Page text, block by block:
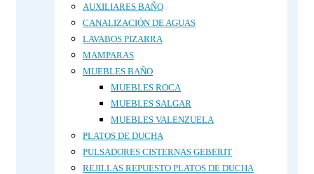
AUXILIARES BAÑO
CANALIZACIÓN DE AGUAS
LAVABOS PIZARRA
MAMPARAS
MUEBLES BAÑO
MUEBLES ROCA
MUEBLES SALGAR
MUEBLES VALENZUELA
PLATOS DE DUCHA
PULSADORES CISTERNAS GEBERIT
REJILLAS REPUESTO PLATOS DE DUCHA